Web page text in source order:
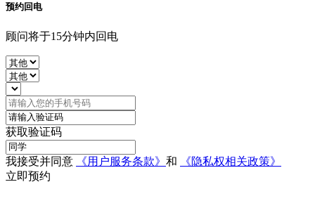
预约回电
顾问将于15分钟内回电
获取验证码
我接受并同意 《用户服务条款》 和
《隐私权相关政策》
立即预约